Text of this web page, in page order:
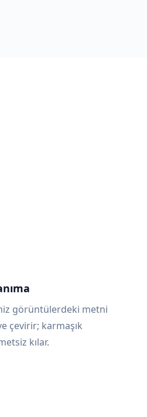
görüntülerdeki metni
çevirir; karmaşık
kılar.